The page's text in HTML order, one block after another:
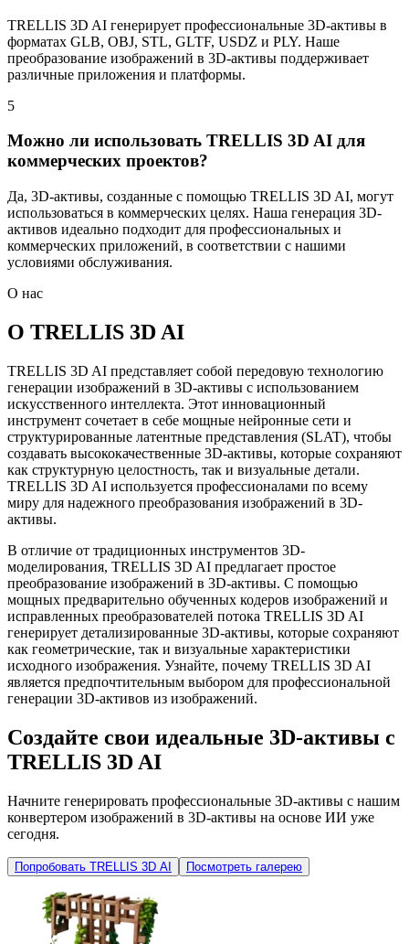
TRELLIS 3D AI генерирует профессиональные 3D-активы в
форматах GLB, OBJ, STL, GLTF, USDZ и PLY. Наше
преобразование изображений в 3D-активы поддерживает
различные приложения и платформы.
5
Можно ли использовать TRELLIS 3D AI для
коммерческих проектов?
Да, 3D-активы, созданные с помощью TRELLIS 3D AI, могут
использоваться в коммерческих целях. Наша генерация 3D-
активов идеально подходит для профессиональных и
коммерческих приложений, в соответствии с нашими
условиями обслуживания.
О нас
О TRELLIS 3D AI
TRELLIS 3D AI представляет собой передовую технологию
генерации изображений в 3D-активы с использованием
искусственного интеллекта. Этот инновационный
инструмент сочетает в себе мощные нейронные сети и
структурированные латентные представления (SLAT), чтобы
создавать высококачественные 3D-активы, которые сохраняют
как структурную целостность, так и визуальные детали.
TRELLIS 3D AI используется профессионалами по всему
миру для надежного преобразования изображений в 3D-
активы.
В отличие от традиционных инструментов 3D-
моделирования, TRELLIS 3D AI предлагает простое
преобразование изображений в 3D-активы. С помощью
мощных предварительно обученных кодеров изображений и
исправленных преобразователей потока TRELLIS 3D AI
генерирует детализированные 3D-активы, которые сохраняют
как геометрические, так и визуальные характеристики
исходного изображения. Узнайте, почему TRELLIS 3D AI
является предпочтительным выбором для профессиональной
генерации 3D-активов из изображений.
Создайте свои идеальные 3D-активы с
TRELLIS 3D AI
Начните генерировать профессиональные 3D-активы с нашим
конвертером изображений в 3D-активы на основе ИИ уже
сегодня.
Попробовать TRELLIS 3D AI Посмотреть галерею